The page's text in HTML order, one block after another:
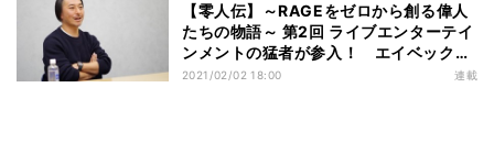
【零人伝】～RAGEをゼロから創る偉人
たちの物語～ 第2回 ライブエンターテイ
ンメントの猛者が参入！ エイベックス
が拓くeスポーツの地平
2021/02/02 18:00 連載